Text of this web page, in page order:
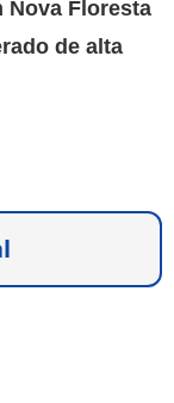
Nova Floresta
de alta